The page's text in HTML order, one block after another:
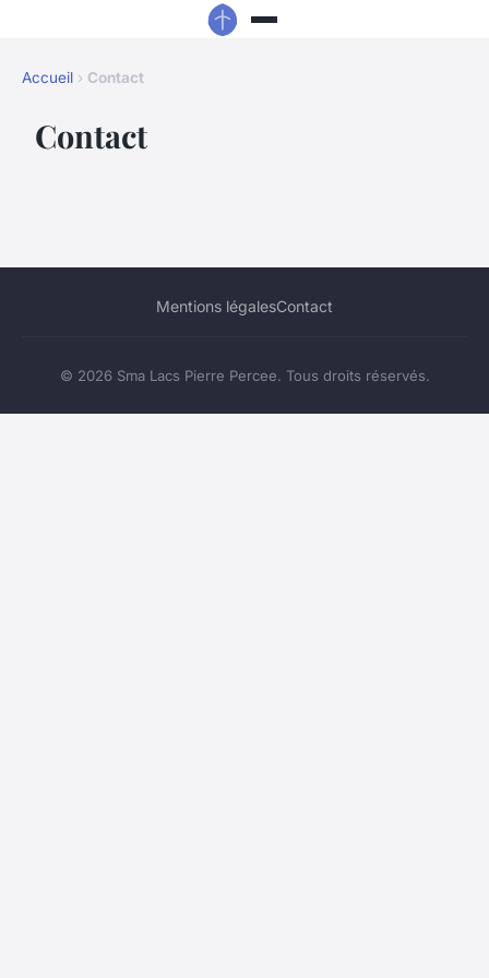
Accueil › Contact
Contact
Mentions légalesContact
© 2026 Sma Lacs Pierre Percee. Tous droits réservés.